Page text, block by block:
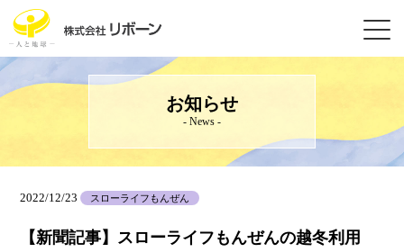
お知らせ
- News -
2022/12/23 スローライフもんぜん
【新聞記事】スローライフもんぜんの越冬利用